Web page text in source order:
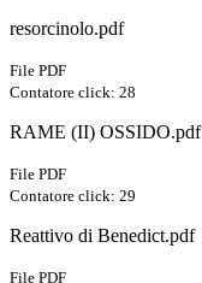
resorcinolo.pdf
File PDF
Contatore click: 28
RAME (II) OSSIDO.pdf
File PDF
Contatore click: 29
Reattivo di Benedict.pdf
File PDF